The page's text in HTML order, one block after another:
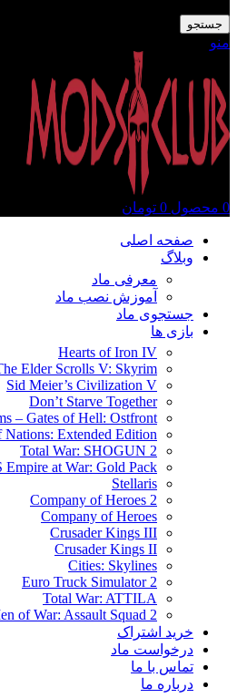
جستجو
منو
0 محصول 0 تومان
صفحه اصلی
وبلاگ
معرفی ماد
آموزش نصب ماد
جستجوی ماد
بازی ها
Hearts of Iron IV
Elder Scrolls V: Skyrim
Sid Meier’s Civilization V
Don’t Starve Together
– Gates of Hell: Ostfront
Nations: Extended Edition
Total War: SHOGUN 2
at War: Gold Pack
Stellaris
Company of Heroes 2
Company of Heroes
Crusader Kings III
Crusader Kings II
Cities: Skylines
Euro Truck Simulator 2
Total War: ATTILA
of War: Assault Squad 2
خرید اشتراک
درخواست ماد
تماس با ما
درباره ما